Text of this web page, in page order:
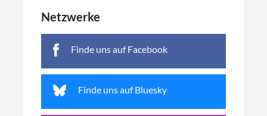
Netzwerke
Finde uns auf Facebook
Finde uns auf Bluesky